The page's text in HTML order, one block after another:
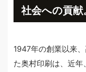
社会への貢献
1947年の創業以来
た奥村印刷は、近